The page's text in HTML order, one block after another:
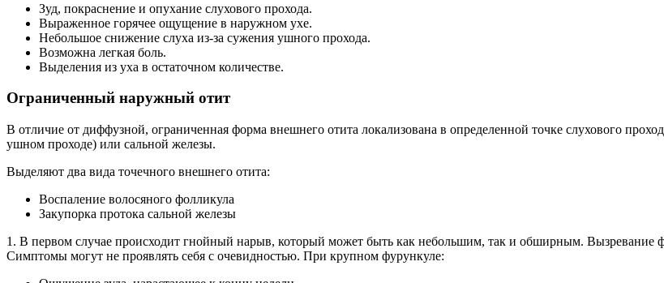
Зуд, покраснение и опухание слухового прохода.
Выраженное горячее ощущение в наружном ухе.
Небольшое снижение слуха из-за сужения ушного прохода.
Возможна легкая боль.
Выделения из уха в остаточном количестве.
Ограниченный наружный отит
В отличие от диффузной, ограниченная форма внешнего отита локализована в определенной точке слухового
ушном проходе) или сальной железы.
Выделяют два вида точечного внешнего отита:
Воспаление волосяного фолликула
Закупорка протока сальной железы
1. В первом случае происходит гнойный нарыв, который может быть как небольшим, так и обширным. Вызревание
Симптомы могут не проявлять себя с очевидностью. При крупном фурункуле: